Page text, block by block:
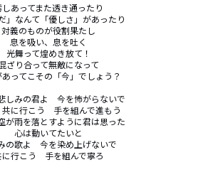
しあってまた透き通ったり
」なんて「優しさ」があったり
対義のものが役割果たし
息を吸い、息を吐く
光舞って煌めき放て！
ざり合って無敵になって
ってこその「今」でしょう？
しみの君よ　今を怖がらないで
共に行こう　手を組んで進もう
が雨を落とすように君は思った
心は動いてたいと
の歌よ　今を染め上げないで
に行こう　手を組んで寧ろ